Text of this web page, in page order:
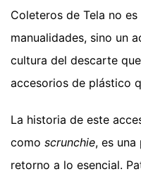
Coleteros de Tela no
manualidades, sino un
cultura del descarte
accesorios de plástico
La historia de este
como scrunchie, es
retorno a lo esencial.